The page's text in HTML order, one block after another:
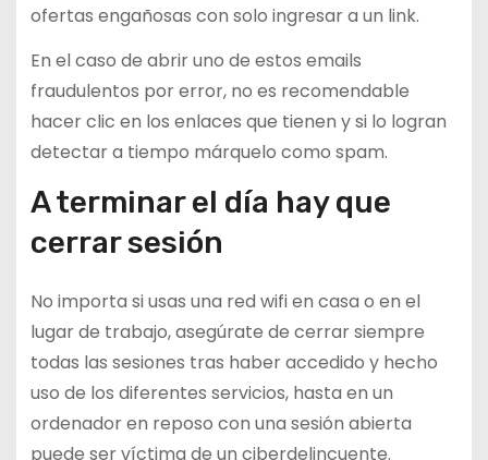
ofertas engañosas con solo ingresar a un link.
En el caso de abrir uno de estos emails
fraudulentos por error, no es recomendable
hacer clic en los enlaces que tienen y si lo logran
detectar a tiempo márquelo como spam.
A terminar el día hay que
cerrar sesión
No importa si usas una red wifi en casa o en el
lugar de trabajo, asegúrate de cerrar siempre
todas las sesiones tras haber accedido y hecho
uso de los diferentes servicios, hasta en un
ordenador en reposo con una sesión abierta
puede ser víctima de un ciberdelincuente.